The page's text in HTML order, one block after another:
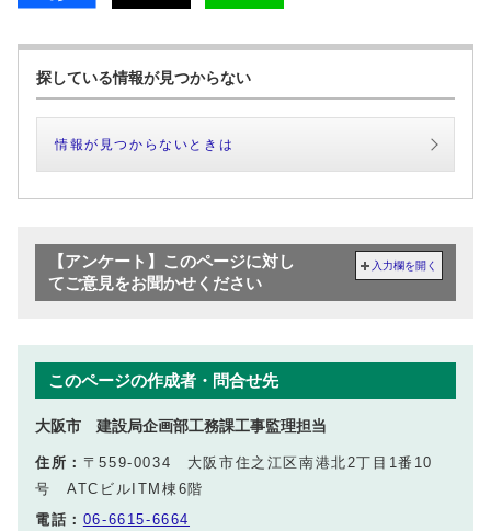
探している情報が見つからない
情報が見つからないときは
【アンケート】このページに対し
てご意見をお聞かせください
入力欄を開く
このページの作成者・問合せ先
大阪市 建設局企画部工務課工事監理担当
住所： 〒559-0034 大阪市住之江区南港北2丁目1番10
号 ATCビルITM棟6階
電話： 06-6615-6664